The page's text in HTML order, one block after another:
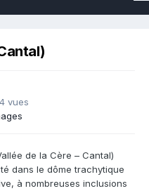
vues
de la Cère – Cantal)
dans le dôme trachytique
à nombreuses inclusions